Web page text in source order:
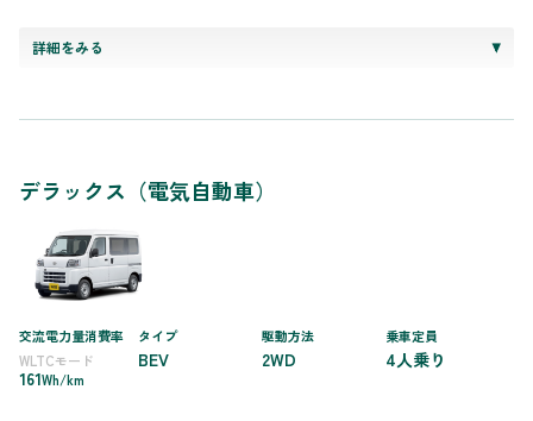
詳細をみる
デラックス（電気自動車）
交流電力量消費率
WLTCモード
161Wh/km
タイプ
BEV
駆動方法
2WD
乗車定員
4人乗り